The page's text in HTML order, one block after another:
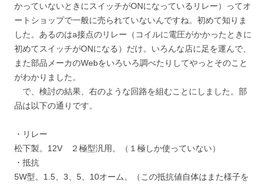
かっていないときにスイッチがONになっているリレー）ってオ
ートショップで一般に売られていないんですね。初めて知りま
した。あるのはa接点のリレー（コイルに電圧がかかったときに
初めてスイッチがONになる）だけ。いろんな店に足を運んで、
また部品メーカのWebをいろいろ調べたりしてやっとそのこと
がわかりました。
で、検討の結果、右のような回路を組むことにしました。部
品は以下の通りです。
・リレー
松下製。12V ２極型汎用。（１極しか使っていない）
・抵抗
5W型。1.5、3、5、10オーム。（この抵抗値自体はまた様子を